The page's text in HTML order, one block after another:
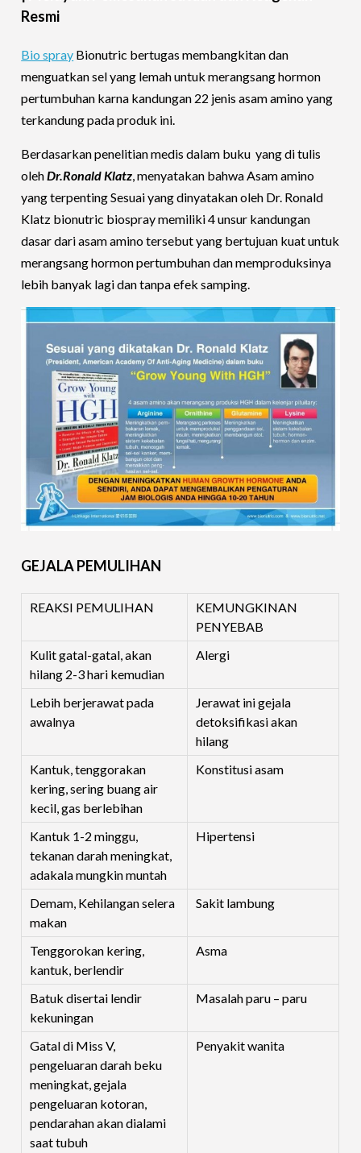
Resmi
Bio spray Bionutric bertugas membangkitan dan
menguatkan sel yang lemah untuk merangsang hormon
pertumbuhan karna kandungan 22 jenis asam amino yang
terkandung pada produk ini.
Berdasarkan penelitian medis dalam buku yang di tulis
olehDr.Ronald Klatz , menyatakan bahwa Asam amino
yang terpenting Sesuai yang dinyatakan oleh Dr. Ronald
Klatz bionutric biospray memiliki 4 unsur kandungan
dasar dari asam amino tersebut yang bertujuan kuat untuk
merangsang hormon pertumbuhan dan memproduksinya
lebih banyak lagi dan tanpa efek samping.
GEJALA PEMULIHAN
REAKSI PEMULIHAN
KEMUNGKINAN
PENYEBAB
Kulit gatal-gatal, akan
hilang 2-3 hari kemudian
Alergi
Lebih berjerawat pada
awalnya
Jerawat ini gejala
detoksifikasi akan
hilang
Kantuk, tenggorakan
kering, sering buang air
kecil, gas berlebihan
Konstitusi asam
Kantuk 1-2 minggu,
tekanan darah meningkat,
adakala mungkin muntah
Hipertensi
Demam, Kehilangan selera
makan
Sakit lambung
Tenggorokan kering,
kantuk, berlendir
Asma
Batuk disertai lendir
kekuningan
Masalah paru – paru
Gatal di Miss V,
pengeluaran darah beku
meningkat, gejala
pengeluaran kotoran,
pendarahan akan dialami
saat tubuh
Penyakit wanita